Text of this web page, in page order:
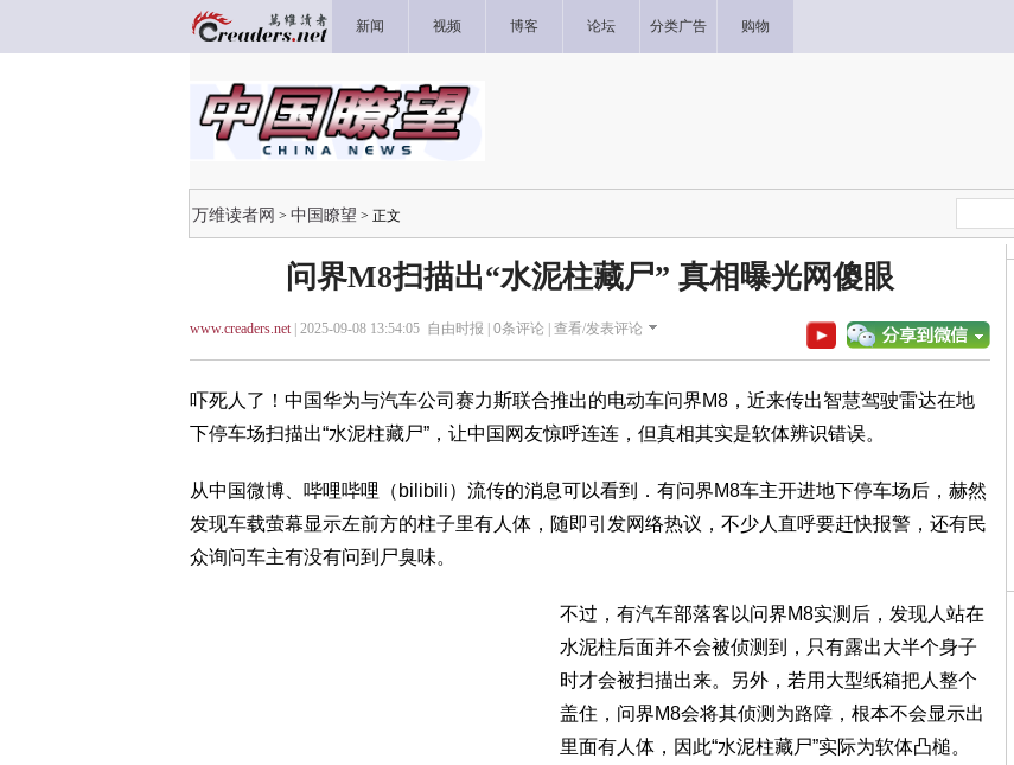
新闻 视频 博客 论坛 分类广告 购物
万维读者网 > 中国瞭望 > 正文
问界M8扫描出“水泥柱藏尸” 真相曝光网傻眼
www.creaders.net| 2025-09-08 13:54:05 自由时报 | 0条评论 | 查看/发表评论
吓死人了！中国华为与汽车公司赛力斯联合推出的电动车问界M8，近来传出智慧驾驶雷达在地
下停车场扫描出“水泥柱藏尸”，让中国网友惊呼连连，但真相其实是软体辨识错误。
从中国微博、哔哩哔哩（bilibili）流传的消息可以看到．有问界M8车主开进地下停车场后，赫然
发现车载萤幕显示左前方的柱子里有人体，随即引发网络热议，不少人直呼要赶快报警，还有民
众询问车主有没有问到尸臭味。
不过，有汽车部落客以问界M8实测后，发现人站在
水泥柱后面并不会被侦测到，只有露出大半个身子
时才会被扫描出来。另外，若用大型纸箱把人整个
盖住，问界M8会将其侦测为路障，根本不会显示出
里面有人体，因此“水泥柱藏尸”实际为软体凸槌。